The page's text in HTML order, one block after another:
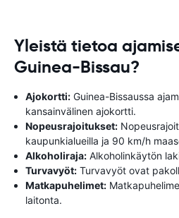
Yleistä tietoa
Guinea-Bissau?
Ajokortti: Guinea-Bissaussa
kansainvälinen ajokortti.
Nopeusrajoitukset:
kaupunkialueilla ja 90 km/h
Alkoholiraja: Alkoholinkäytön
Turvavyöt: Turvavyöt ovat
Matkapuhelimet:
laitonta.